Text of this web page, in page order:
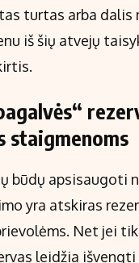
turtas arba dalis
iš šių atvejų
staigmenoms
būdų apsisaugoti
yra atskiras
Net jei
leidžia